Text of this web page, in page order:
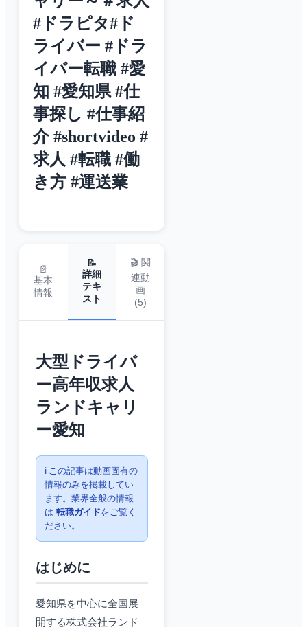
#ドラピタ#ド
ライバー #ドラ
イバー転職 #愛
知 #愛知県 #仕
事探し #仕事紹
介 #shortvideo #
求人 #転職 #働
き方 #運送業
-
📄
基本
情報
📝
詳細
テキ
スト
🎬 関
連動
画
(5)
大型ドライバ
ー高年収求人
ランドキャリ
ー愛知
ℹ️ この記事は動画固有の
情報のみを掲載してい
ます。業界全般の情報
は 転職ガイドをご覧く
ださい。
はじめに
愛知県を中心に全国展
開する株式会社ランド